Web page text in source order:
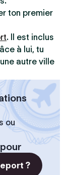
ton premier
. Il est inclus
à lui, tu
autre ville
ou
?